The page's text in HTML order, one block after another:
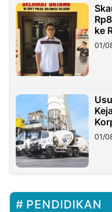
ke
01/
01/
PENDIDIKAN